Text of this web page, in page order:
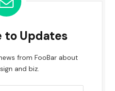
to Updates
from FooBar about
and biz.